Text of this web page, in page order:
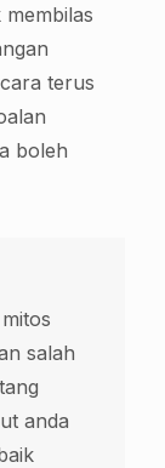
terus
boleh
salah
anda